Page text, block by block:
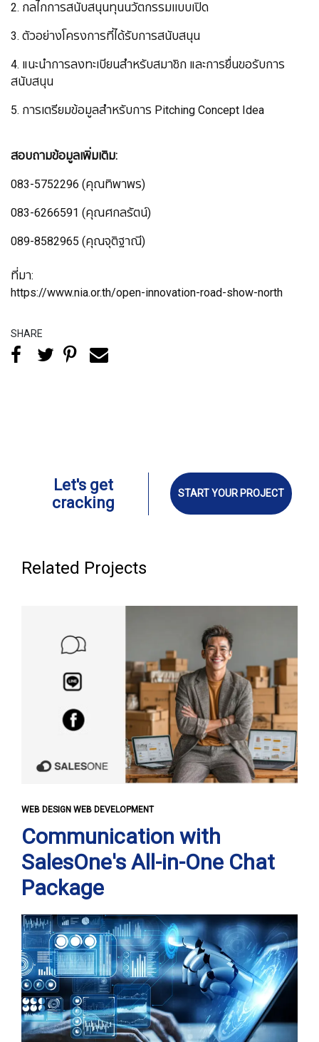
2. กลไกการสนับสนุนทุนนวัตกรรมเเบบเปิด
3. ตัวอย่างโครงการที่ได้รับการสนับสนุน
4. แนะนำการลงทะเบียนสำหรับสมาชิก และการยื่นขอรับการ
สนับสนุน
5. การเตรียมข้อมูลสำหรับการ Pitching Concept Idea
สอบถามข้อมูลเพิ่มเติม:
083-5752296 (คุณทิพาพร)
083-6266591 (คุณศกลรัตน์)
089-8582965 (คุณจุติฐาณี)
ที่มา:
https://www.nia.or.th/open-innovation-road-show-north
SHARE
Let's get
cracking
START YOUR PROJECT
Related Projects
WEB DESIGN WEB DEVELOPMENT
Communication with
SalesOne's All-in-One Chat
Package